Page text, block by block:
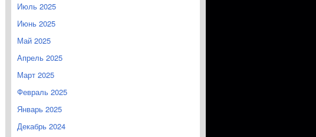
Июль 2025
Июнь 2025
Май 2025
Апрель 2025
Март 2025
Февраль 2025
Январь 2025
Декабрь 2024